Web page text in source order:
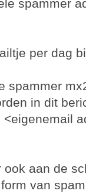
spammer
per dag
spammer
in dit
aan de
van